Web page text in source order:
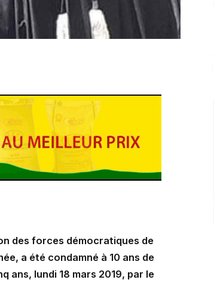
des forces démocratiques de
a été condamné à 10 ans de
ans, lundi 18 mars 2019, par le